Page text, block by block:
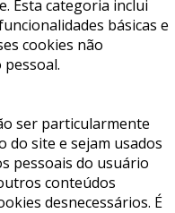
Esta categoria inclui
básicas e
cookies não
ser particularmente
site e sejam usados
pessoais do usuário
conteúdos
desnecessários. É